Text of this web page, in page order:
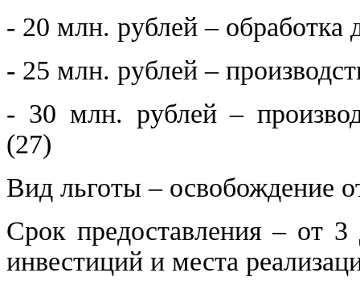
- 20 млн. рублей – обработка
- 25 млн. рублей –
- 30 млн. рублей –
(27)
Вид льготы – освобождение
Срок предоставления – от
инвестиций и места